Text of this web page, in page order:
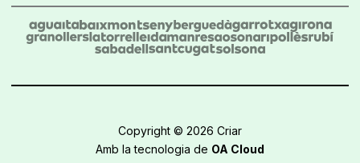
Copyright © 2026 Criar
Amb la tecnologia de OA Cloud